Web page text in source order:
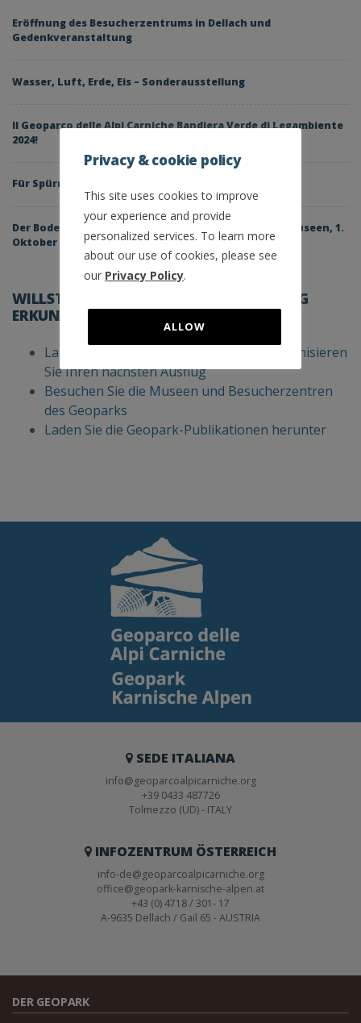
Eröffnung des Besucherzentrums in Dellach und
Gedenkveranstaltung
Wasser, Luft, Erde, Eis – Sonderausstellung
Il Geoparco delle Alpi Carniche Bandiera Verde di Legambiente
2024!
Für Spürnasen – Schatzsuche am Geotrail Laas 2024
Der Boden unter unseren Füßen – Lange Nacht der Museen, 1.
Oktober 2022
WILLST DU DEN GEOPARK SELBSTSTÄNDIG
ERKUNDEN?
Laden Sie die Geotrails herunter und organisieren
Sie Ihren nächsten Ausflug
Besuchen Sie die Museen und Besucherzentren
des Geoparks
Laden Sie die Geopark-Publikationen herunter
SEDE ITALIANA
info@geoparcoalpicarniche.org
+39 0433 487726
Tolmezzo (UD) - ITALY
INFOZENTRUM ÖSTERREICH
info-de@geoparcoalpicarniche.org
office@geopark-karnische-alpen.at
+43 (0) 4718 / 301- 17
A-9635 Dellach / Gail 65 - AUSTRIA
DER GEOPARK
Privacy & cookie policy
This site uses cookies to improve
your experience and provide
personalized services. To learn more
about our use of cookies, please see
our Privacy Policy.
ALLOW